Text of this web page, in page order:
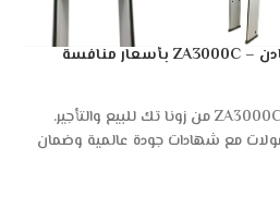
تأجير وبيع بوابة كشف المعادن – ZA3000C بأسعار منافسة
اكتشف بوابة كشف المعادن ZA3000C من زونا تك للبيع والتأجير.
مع شهادات جودة عالمية وضمان